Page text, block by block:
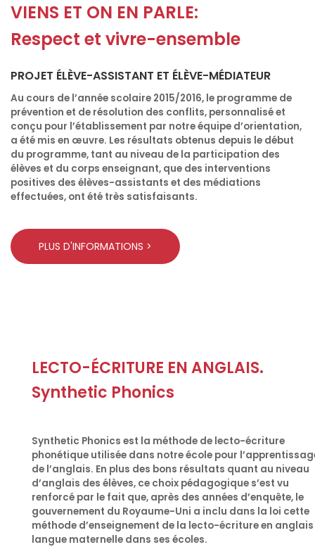
VIENS ET ON EN PARLE:
Respect et vivre-ensemble
PROJET ÉLÈVE-ASSISTANT ET ÉLÈVE-MÉDIATEUR
Au cours de l’année scolaire 2015/2016, le programme de
prévention et de résolution des conflits, personnalisé et
conçu pour l’établissement par notre équipe d’orientation,
a été mis en œuvre. Les résultats obtenus depuis le début
du programme, tant au niveau de la participation des
élèves et du corps enseignant, que des interventions
positives des élèves-assistants et des médiations
effectuées, ont été très satisfaisants.
PLUS D'INFORMATIONS >
LECTO-ÉCRITURE EN ANGLAIS.
Synthetic Phonics
Synthetic Phonics est la méthode de lecto-écriture
phonétique utilisée dans notre école pour
de l’anglais. En plus des bons résultats quant au niveau
d’anglais des élèves, ce choix pédagogique s’est vu
renforcé par le fait que, après des années d’enquête, le
gouvernement du Royaume-Uni a inclu dans la loi cette
méthode d’enseignement de la lecto-écriture en anglais
langue maternelle dans ses écoles.